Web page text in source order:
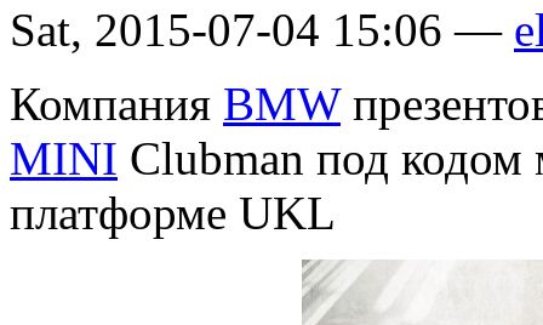
Sat, 2015-07-04 15:06 —
Компания BMW
MINI Clubman под
платформе UKL